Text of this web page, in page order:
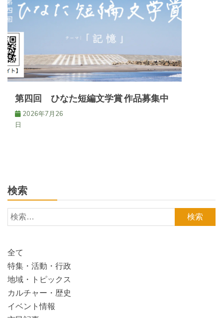
第四回 ひなた短編文学賞 作品募集中
2026年7月26
日
検索
検
索:
全て
特集・活動・行政
地域・トピックス
カルチャー・歴史
イベント情報